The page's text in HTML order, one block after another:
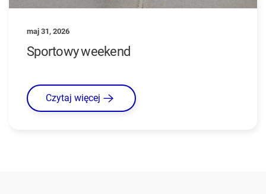
maj 31, 2026
Sportowy weekend
Czytaj więcej